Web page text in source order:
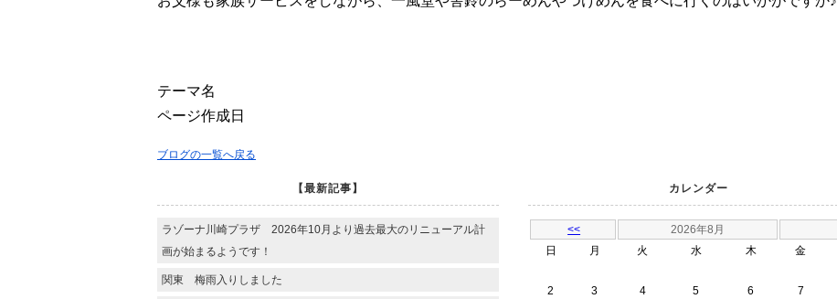
テーマ名
ページ作成日
ブログの一覧へ戻る
【最新記事】
ラゾーナ川崎プラザ 2026年10月より過去最大のリニューアル計
画が始まるようです！
関東 梅雨入りしました
カレンダー
<<
2026年8月
日
月 火 水 木 金
2
3 4 5 6 7